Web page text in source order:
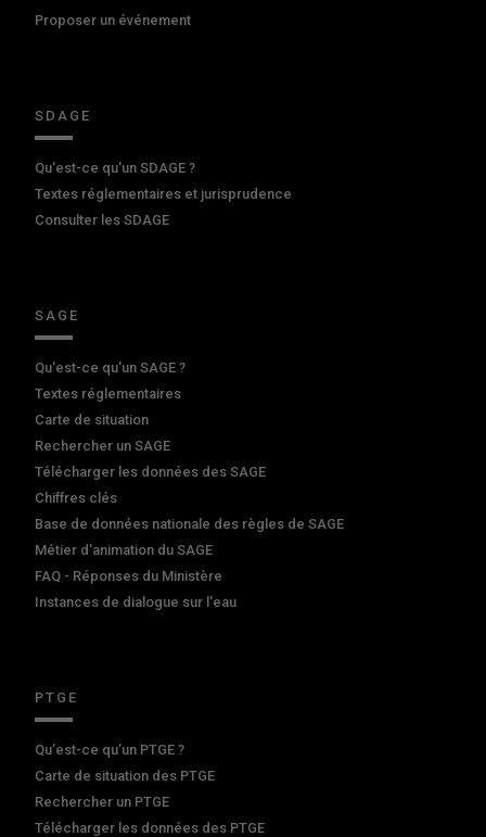
Proposer un événement
SDAGE
Qu'est-ce qu'un SDAGE ?
Textes réglementaires et jurisprudence
Consulter les SDAGE
SAGE
Qu'est-ce qu'un SAGE ?
Textes réglementaires
Carte de situation
Rechercher un SAGE
Télécharger les données des SAGE
Chiffres clés
Base de données nationale des règles de SAGE
Métier d'animation du SAGE
FAQ - Réponses du Ministère
Instances de dialogue sur l'eau
PTGE
Qu’est-ce qu’un PTGE ?
Carte de situation des PTGE
Rechercher un PTGE
Télécharger les données des PTGE